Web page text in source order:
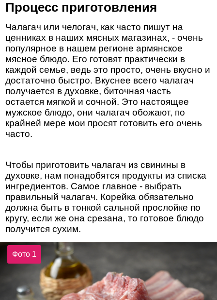
Процесс приготовления
Чалагач или челогач, как часто пишут на
ценниках в наших мясных магазинах, - очень
популярное в нашем регионе армянское
мясное блюдо. Его готовят практически в
каждой семье, ведь это просто, очень вкусно и
достаточно быстро. Вкуснее всего чалагач
получается в духовке, биточная часть
остается мягкой и сочной. Это настоящее
мужское блюдо, они чалагач обожают, по
крайней мере мои просят готовить его очень
часто.
Чтобы приготовить чалагач из свинины в
духовке, нам понадобятся продукты из списка
ингредиентов. Самое главное - выбрать
правильный чалагач. Корейка обязательно
должна быть в тонкой сальной прослойке по
кругу, если же она срезана, то готовое блюдо
получится сухим.
Фото 1